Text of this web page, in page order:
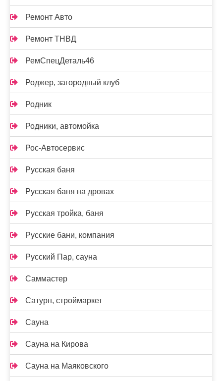
Ремонт Авто
Ремонт ТНВД
РемСпецДеталь46
Роджер, загородный клуб
Родник
Родники, автомойка
Рос-Автосервис
Русская баня
Русская баня на дровах
Русская тройка, баня
Русские бани, компания
Русский Пар, сауна
Саммастер
Сатурн, строймаркет
Сауна
Сауна на Кирова
Сауна на Маяковского